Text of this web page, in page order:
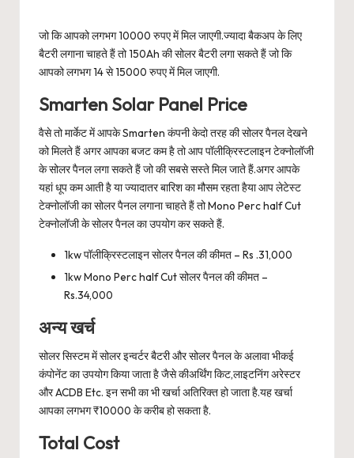
जो कि आपको लगभग 10000 रुपए में मिल जाएगी.ज्यादा बैकअप के लिए
बैटरी लगाना चाहते हैं तो 150Ah की सोलर बैटरी लगा सकते हैं जो कि
आपको लगभग 14 से 15000 रुपए में मिल जाएगी.
Smarten Solar Panel Price
वैसे तो मार्केट में आपके Smarten कंपनी केदो तरह की सोलर पैनल देखने
को मिलते हैं अगर आपका बजट कम है तो आप पॉलीक्रिस्टलाइन टेक्नोलॉजी
के सोलर पैनल लगा सकते हैं जो की सबसे सस्ते मिल जाते हैं.अगर आपके
यहां धूप कम आती है या ज्यादातर बारिश का मौसम रहता हैया आप लेटेस्ट
टेक्नोलॉजी का सोलर पैनल लगाना चाहते हैं तो Mono Perc half Cut
टेक्नोलॉजी के सोलर पैनल का उपयोग कर सकते हैं.
1kw पॉलीक्रिस्टलाइन सोलर पैनल की कीमत – Rs .31,000
1kw Mono Perc half Cut सोलर पैनल की कीमत –
Rs.34,000
अन्य खर्च
सोलर सिस्टम में सोलर इन्वर्टर बैटरी और सोलर पैनल के अलावा भीकई
कंपोनेंट का उपयोग किया जाता है जैसे कीअर्थिंग किट,लाइटनिंग अरेस्टर
और ACDB Etc. इन सभी का भी खर्चा अतिरिक्त हो जाता है.यह खर्चा
आपका लगभग ₹10000 के करीब हो सकता है.
Total Cost